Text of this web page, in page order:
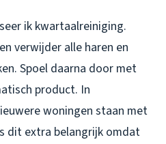
ik kwartaalreiniging.
verwijder alle haren en
Spoel daarna door met
product. In
woningen staan met
dit extra belangrijk omdat